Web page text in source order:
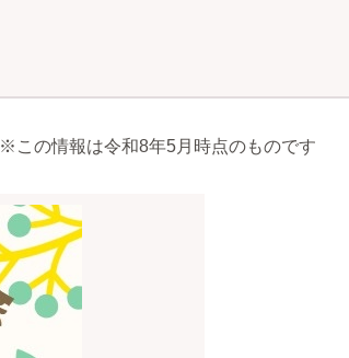
※この情報は令和8年5月時点のものです